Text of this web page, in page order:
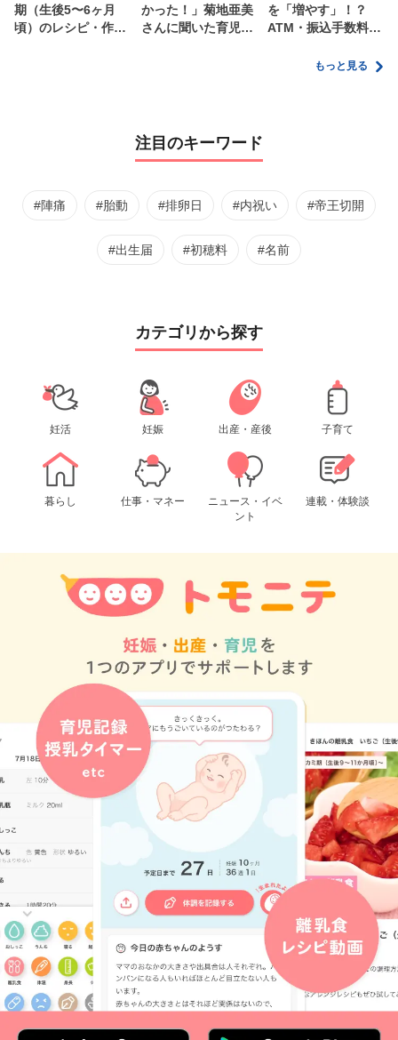
期（生後5〜6ヶ月
頃）のレシピ・作り
かった！」菊地亜美
さんに聞いた育児
を「増やす」！？
ATM・振込手数料の
家計管理術もっと見る
注目のキーワード
#陣痛 #胎動 #排卵日 #内祝い #帝王切開
#出生届 #初穂料 #名前
カテゴリから探す
妊活 妊娠 出産・産後 子育て
暮らし 仕事・マネー
ニュース・イベ
ント
連載・体験談